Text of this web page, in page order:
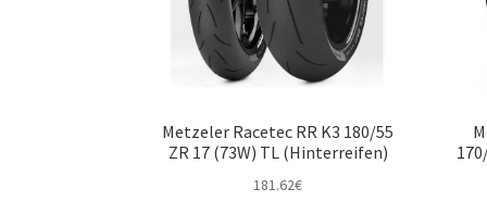
Metzeler Racetec RR K3 180/55
ZR 17 (73W) TL (Hinterreifen)
181.62€